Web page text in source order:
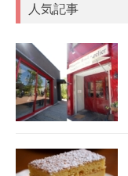
人気記事